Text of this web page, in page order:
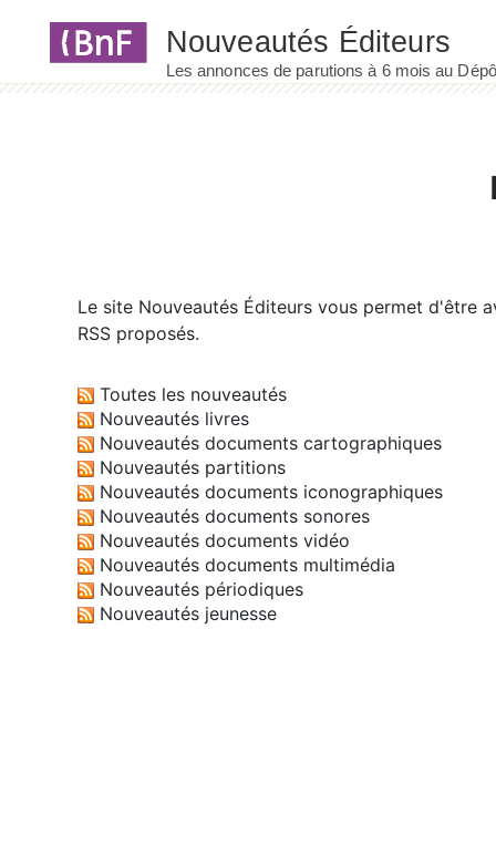
Le site Nouveautés Éditeurs vous permet d'être
RSS proposés.
Toutes les nouveautés
Nouveautés livres
Nouveautés documents cartographiques
Nouveautés partitions
Nouveautés documents iconographiques
Nouveautés documents sonores
Nouveautés documents vidéo
Nouveautés documents multimédia
Nouveautés périodiques
Nouveautés jeunesse